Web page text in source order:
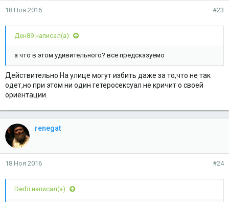
18 Ноя 2016 #23
Ден89 написал(а):
а что в этом удивительного? все предсказуемо
Действительно.На улице могут избить даже за то,что не так
одет,но при этом ни один гетеросексуал не кричит о своей
ориентации.
renegat
18 Ноя 2016 #24
Derbi написал(а):